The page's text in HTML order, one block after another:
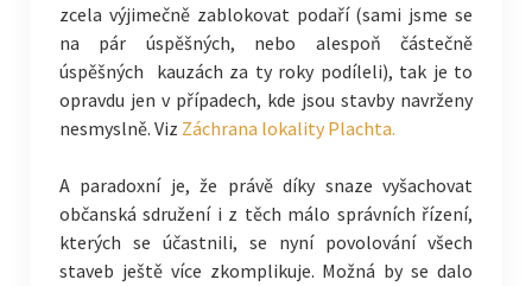
zcela výjimečně zablokovat podaří (sami jsme se
na pár úspěšných, nebo alespoň částečně
úspěšných kauzách za ty roky podíleli), tak je to
opravdu jen v případech, kde jsou stavby navrženy
nesmyslně. Viz Záchrana lokality Plachta.
A paradoxní je, že právě díky snaze vyšachovat
občanská sdružení i z těch málo správních řízení,
kterých se účastnili, se nyní povolování všech
staveb ještě více zkomplikuje. Možná by se dalo